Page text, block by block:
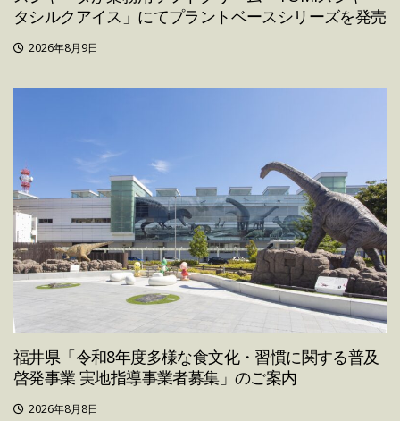
タシルクアイス」にてプラントベースシリーズを発売
2026年8月9日
福井県「令和8年度多様な食文化・習慣に関する普及
啓発事業 実地指導事業者募集」のご案内
2026年8月8日